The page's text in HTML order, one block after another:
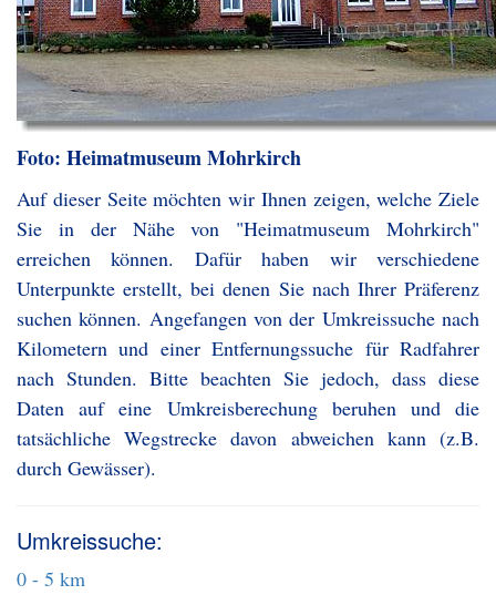
Foto: Heimatmuseum Mohrkirch
Auf dieser Seite möchten wir Ihnen zeigen, welche Ziele
Sie in der Nähe von "Heimatmuseum Mohrkirch"
erreichen können. Dafür haben wir verschiedene
Unterpunkte erstellt, bei denen Sie nach Ihrer Präferenz
suchen können. Angefangen von der Umkreissuche nach
Kilometern und einer Entfernungssuche für Radfahrer
nach Stunden. Bitte beachten Sie jedoch, dass diese
Daten auf eine Umkreisberechung beruhen und die
tatsächliche Wegstrecke davon abweichen kann (z.B.
durch Gewässer).
Umkreissuche:
0 - 5 km